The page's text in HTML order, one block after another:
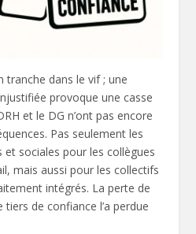
tranche dans le vif ; une
provoque une casse
et le DG n’ont pas encore
Pas seulement les
et sociales pour les collègues
mais aussi pour les collectifs
intégrés. La perte de
de confiance l’a perdue